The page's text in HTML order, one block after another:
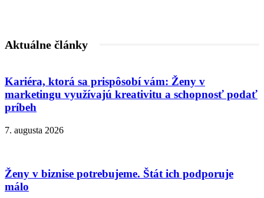
Aktuálne články
Kariéra, ktorá sa prispôsobí vám: Ženy v
marketingu využívajú kreativitu a schopnosť podať
príbeh
7. augusta 2026
Ženy v biznise potrebujeme. Štát ich podporuje
málo